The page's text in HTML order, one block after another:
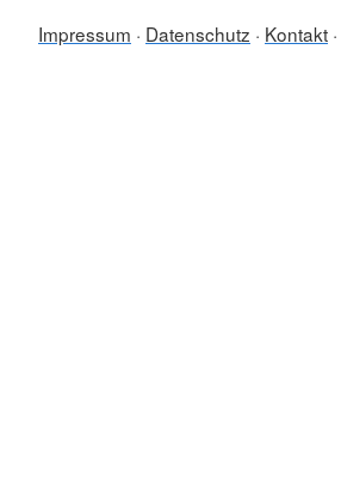
Impressum Datenschutz Kontakt